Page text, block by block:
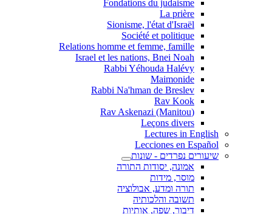
Fondations du judaisme
La prière
Sionisme, l'état d'Israël
Société et politique
Relations homme et femme, famille
Israel et les nations, Bnei Noah
Rabbi Yéhouda Halévy
Maimonide
Rabbi Na'hman de Breslev
Rav Kook
(Rav Askenazi (Manitou
Leçons divers
Lectures in English
Lecciones en Español
שיעורים נפרדים - שונות
אמונה, יסודות התורה
מוסר, מידות
תורה ומדע, אבולוציה
תשובה והלכותיה
דיבור, שפה, אותיות